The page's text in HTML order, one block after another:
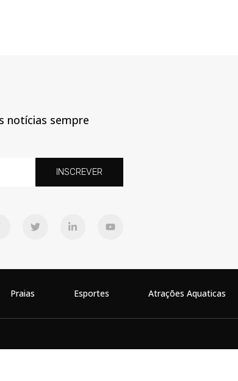
notícias sempre
INSCREVER
Praias Esportes Atrações Aquaticas